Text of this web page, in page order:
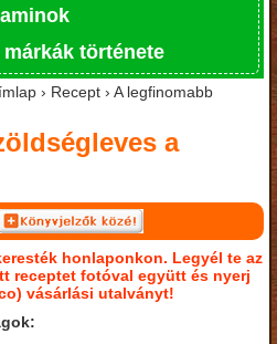
története
› Recept › A legfinomabb
a
honlaponkon. Legyél te az
receptet fotóval együtt és nyerj
vásárlási utalványt!